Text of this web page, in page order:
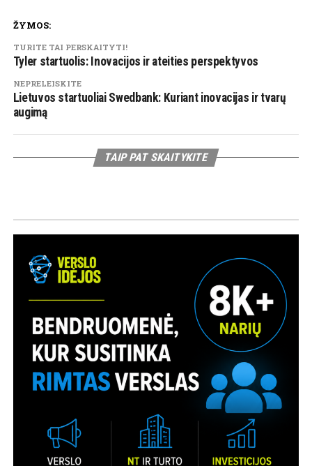
ŽYMOS:
TURITE TAI PERSKAITYTI!
Tyler startuolis: Inovacijos ir ateities perspektyvos
NEPRELEISKITE
Lietuvos startuoliai Swedbank: Kuriant inovacijas ir tvarų
augimą
TAIP PAT SKAITYKITE